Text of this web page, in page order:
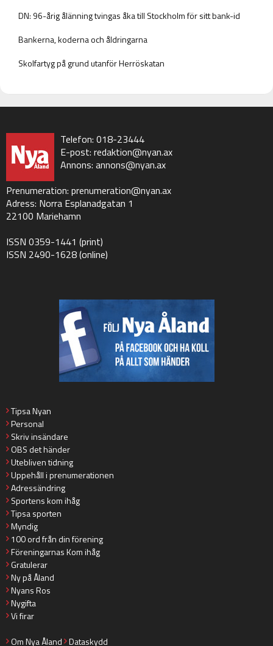
DN: 96-årig ålänning tvingas åka till Stockholm för sitt bank-id
Bankerna, koderna och åldringarna
Skolfartyg på grund utanför Herröskatan
Telefon: 018-23444
E-post: redaktion@nyan.ax
Annons: annons@nyan.ax
Prenumeration: prenumeration@nyan.ax
Adress: Norra Esplanadgatan 1
22100 Mariehamn
ISSN 0359-1441 (print)
ISSN 2490-1628 (online)
Tipsa Nyan
Personal
Skriv insändare
OBS det händer
Utebliven tidning
Uppehåll i prenumerationen
Adressändring
Sportens kom ihåg
Tipsa sporten
Myndig
100 ord från din förening
Föreningarnas Kom ihåg
Gratulerar
Ny på Åland
Nyans Ros
Nygifta
Vi firar
Om Nya Åland Dataskydd